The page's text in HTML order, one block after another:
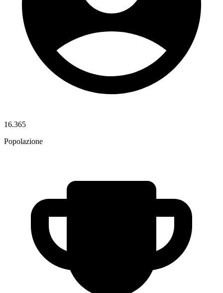
16.365
Popolazione